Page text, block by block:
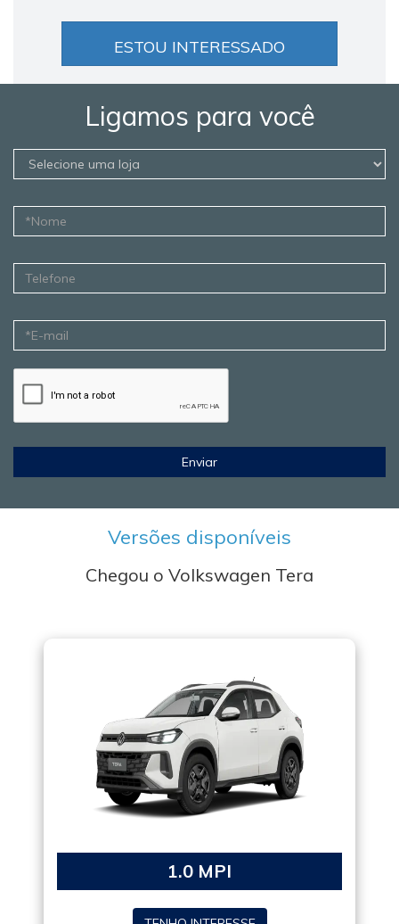
ESTOU INTERESSADO
Ligamos para você
Enviar
Versões disponíveis
Chegou o Volkswagen Tera
1.0 MPI